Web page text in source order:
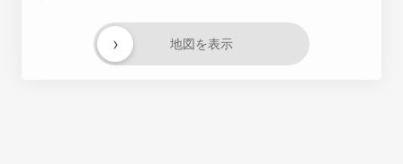
地図を表示
›